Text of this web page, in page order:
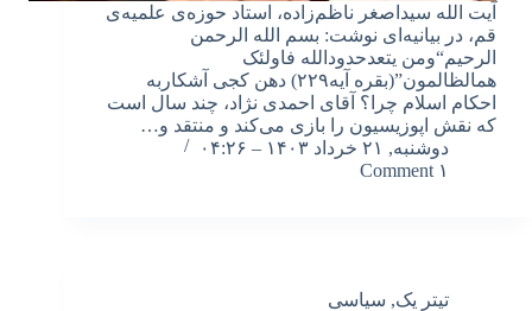
آیت الله سیداصغر ناظم‌زاده، استاد حوزه‌ی علمیه‌ی
قم، در بیانیه‌ای نوشت: بسم الله الرحمن
الرحیم“ومن یتعدحدودالله فاولئک
همالظالمون”(بقره آیه۲۲۹) دهن کجی آشکاربه
احکام اسلام چرا؟ آقای احمدی نژاد، چند سال است
که نقش اپوزیسیون را بازی می‌کند و منتقد و…
دوشنبه, ۲۱ خرداد ۱۴۰۳ – ۰۴:۲۶
۱ Comment
تیتر یک, سیاسی